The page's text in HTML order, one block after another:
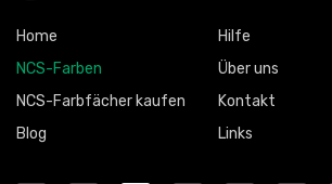
Home
NCS-Farben
NCS-Farbfächer kaufen
Blog
Hilfe
Über uns
Kontakt
Links